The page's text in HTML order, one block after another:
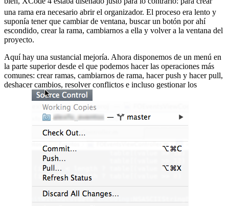
una rama era necesario abrir el organizador. El proceso era lento y
suponía tener que cambiar de ventana, buscar un botón por ahí
escondido, crear la rama, cambiarnos a ella y volver a la ventana del
proyecto.
Aquí hay una sustancial mejoría. Ahora disponemos de un menú en
la parte superior desde el que podemos hacer las operaciones más
comunes: crear ramas, cambiarnos de rama, hacer push y hacer pull,
deshacer cambios, resolver conflictos e incluso gestionar los